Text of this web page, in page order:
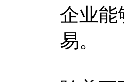
企业能
易。